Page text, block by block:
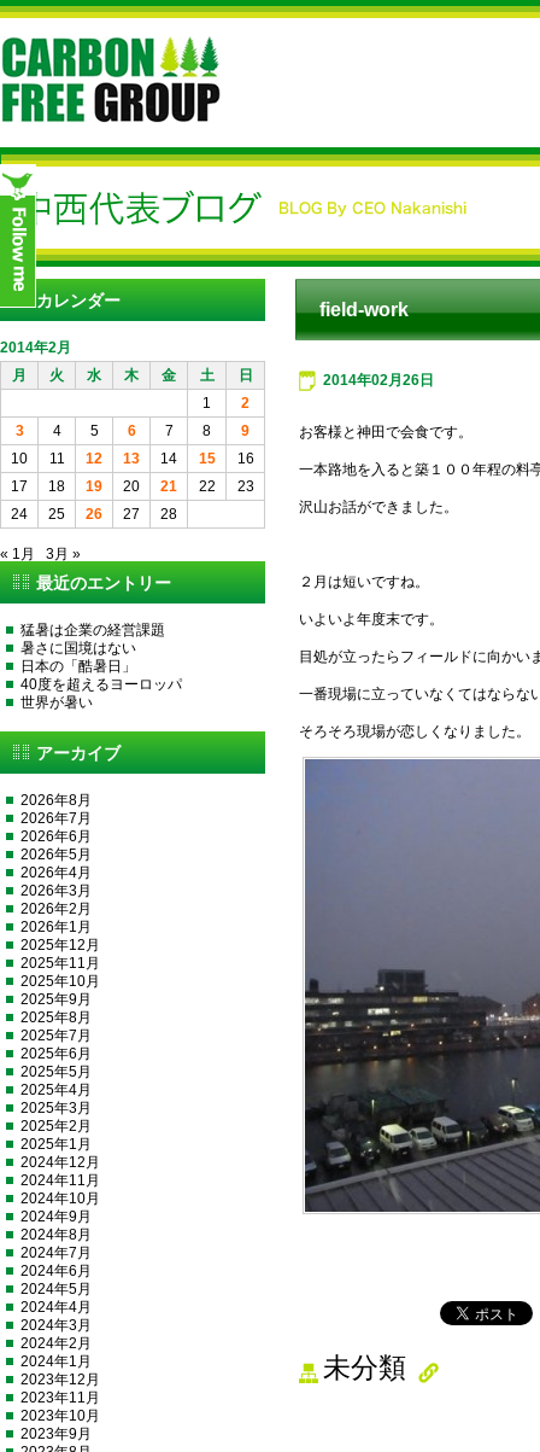
field‐work
2014年02月26日
お客様と神田で会食です。
一本路地を入ると築１００年程の料
沢山お話ができました。
２月は短いですね。
いよいよ年度末です。
目処が立ったらフィールドに向かい
一番現場に立っていなくてはならな
そろそろ現場が恋しくなりました。
未分類
カレンダー
2014年2月
月
火 水 木 金 土
日
1
2
3
4 5 6 7 8
9
10
11 12 13 14 15
16
17
18 19 20 21 22
23
24
25 26 27 28
« 1月 3月 »
最近のエントリー
猛暑は企業の経営課題
暑さに国境はない
日本の「酷暑日」
40度を超えるヨーロッパ
世界が暑い
アーカイブ
2026年8月
2026年7月
2026年6月
2026年5月
2026年4月
2026年3月
2026年2月
2026年1月
2025年12月
2025年11月
2025年10月
2025年9月
2025年8月
2025年7月
2025年6月
2025年5月
2025年4月
2025年3月
2025年2月
2025年1月
2024年12月
2024年11月
2024年10月
2024年9月
2024年8月
2024年7月
2024年6月
2024年5月
2024年4月
2024年3月
2024年2月
2024年1月
2023年12月
2023年11月
2023年10月
2023年9月